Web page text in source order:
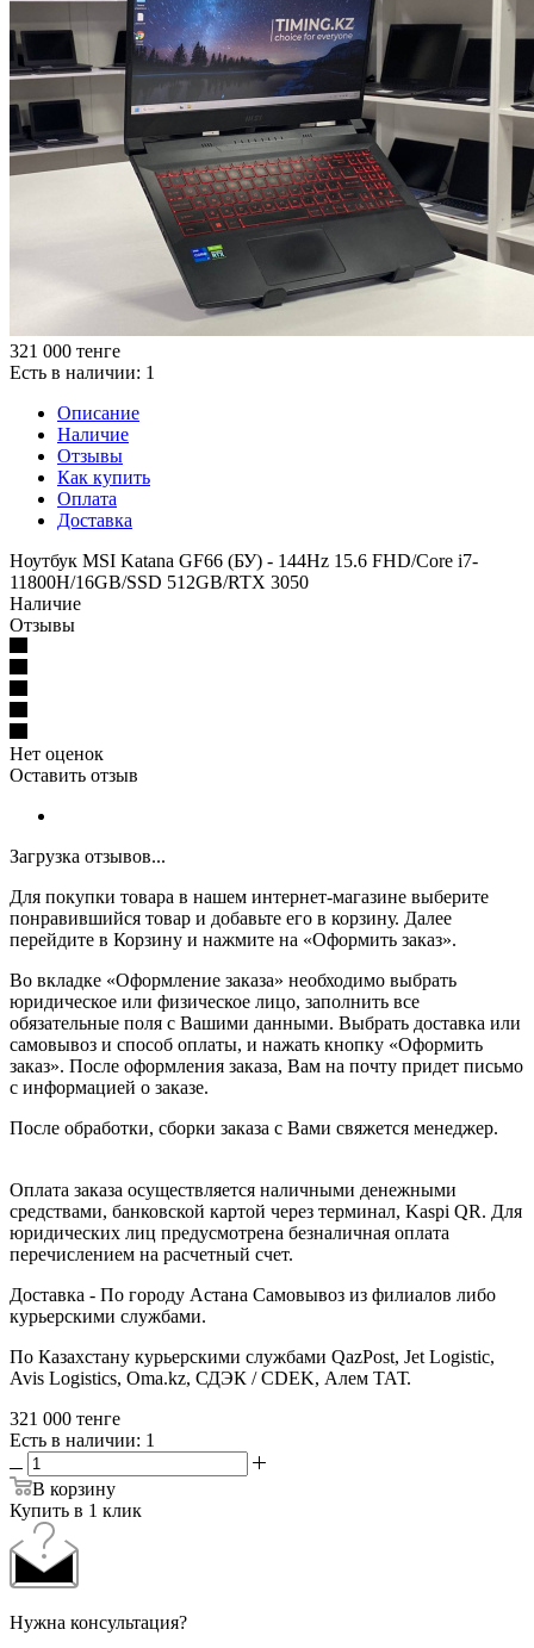
321 000 тенге
Есть в наличии: 1
Описание
Наличие
Отзывы
Как купить
Оплата
Доставка
Ноутбук MSI Katana GF66 (БУ) - 144Hz 15.6 FHD/Core i7-
11800H/16GB/SSD 512GB/RTX 3050
Наличие
Отзывы
Нет оценок
Оставить отзыв
Загрузка отзывов...
Для покупки товара в нашем интернет-магазине выберите
понравившийся товар и добавьте его в корзину. Далее
перейдите в Корзину и нажмите на «Оформить заказ».
Во вкладке «Оформление заказа» необходимо выбрать
юридическое или физическое лицо, заполнить все
обязательные поля с Вашими данными. Выбрать доставка или
самовывоз и способ оплаты, и нажать кнопку «Оформить
заказ». После оформления заказа, Вам на почту придет письмо
с информацией о заказе.
После обработки, сборки заказа с Вами свяжется менеджер.
Оплата заказа осуществляется наличными денежными
средствами, банковской картой через терминал, Kaspi QR. Для
юридических лиц предусмотрена безналичная оплата
перечислением на расчетный счет.
Доставка - По городу Астана Самовывоз из филиалов либо
курьерскими службами.
По Казахстану курьерскими службами QazPost, Jet Logistic,
Avis Logistics, Oma.kz, СДЭК / CDEK, Алем ТАТ.
321 000 тенге
Есть в наличии: 1
В корзину
Купить в 1 клик
Нужна консультация?